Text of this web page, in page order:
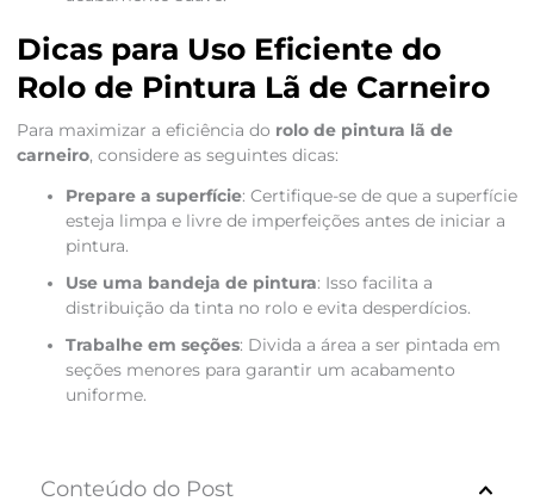
Dicas para Uso Eficiente do
Rolo de Pintura Lã de Carneiro
Para maximizar a eficiência do rolo de pintura lã de
carneiro, considere as seguintes dicas:
Prepare a superfície: Certifique-se de que a superfície
esteja limpa e livre de imperfeições antes de iniciar a
pintura.
Use uma bandeja de pintura: Isso facilita a
distribuição da tinta no rolo e evita desperdícios.
Trabalhe em seções: Divida a área a ser pintada em
seções menores para garantir um acabamento
uniforme.
Conteúdo do Post